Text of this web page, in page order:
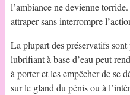
l’ambiance ne devienne
attraper sans interrompre
La plupart des préservatifs
lubrifiant à base d’eau peut
à porter et les empêcher de se
sur le gland du pénis ou à